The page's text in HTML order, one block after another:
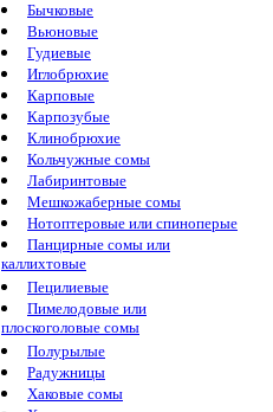
Бычковые
Вьюновые
Гудиевые
Иглобрюхие
Карповые
Карпозубые
Клинобрюхие
Кольчужные сомы
Лабиринтовые
Мешкожаберные сомы
Нотоптеровые или спиноперые
Панцирные сомы или
каллихтовые
Пецилиевые
Пимелодовые или
плоскоголовые сомы
Полурылые
Радужницы
Хаковые сомы